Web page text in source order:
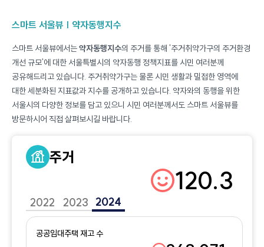
스마트 서울뷰 | 약자동행지수
스마트 서울뷰에서는약자동행지수의 주거를 통해 '주거취약가구의 주거환경
개선 규모'에 대한 서울특별시의 약자동행 정책지표를 시민 여러분께
공유해드리고 있습니다. 주거취약가구는 물론 시민 생활과 밀접한 영역에
대한 세분화된 지표값과 지수를 공개하고 있습니다. 약자와의 동행을 위한
서울시의 다양한 정보를 담고 있으니 시민 여러분께서도 스마트 서울뷰를
방문하시어 직접 살펴보시길 바랍니다.
주거
2022 2023 2024
공공임대주택 재고 수
120.3
기준년(2022년) 대비 향상